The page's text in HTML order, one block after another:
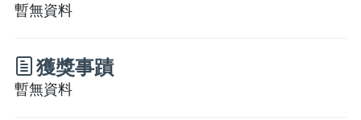
暫無資料
獲獎事蹟
暫無資料